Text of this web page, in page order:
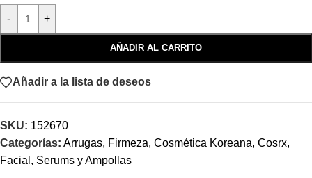
- +
AÑADIR AL CARRITO
Añadir a la lista de deseos
SKU: 152670
Categorías: Arrugas, Firmeza, Cosmética Koreana, Cosrx,
Facial , Serums y Ampollas